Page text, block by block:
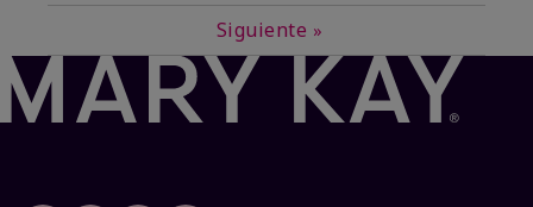
Siguiente »